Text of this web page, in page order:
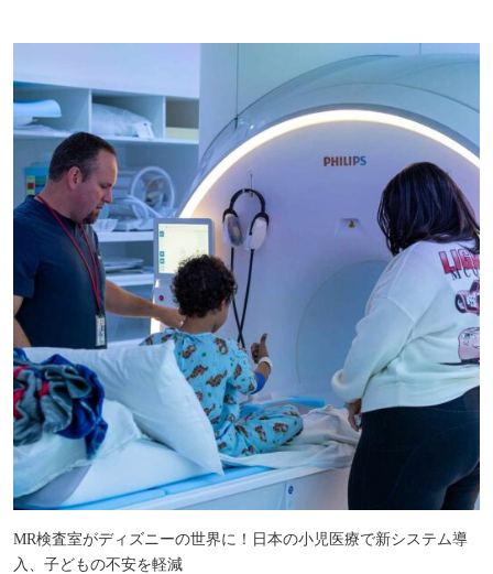
MR検査室がディズニーの世界に！日本の小児医療で新システム導
入、子どもの不安を軽減